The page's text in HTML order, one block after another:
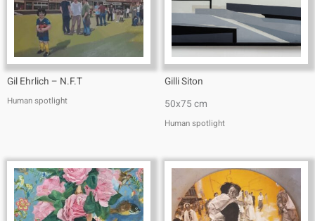
Gil Ehrlich – N.F.T
Human spotlight
Gilli Siton
50x75 cm
Human spotlight